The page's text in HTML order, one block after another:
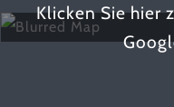
Klicken Sie hier